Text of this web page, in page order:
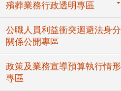
殯葬業務行政透明專區
公職人員利益衝突迴避法身分
關係公開專區
政策及業務宣導預算執行情形
專區